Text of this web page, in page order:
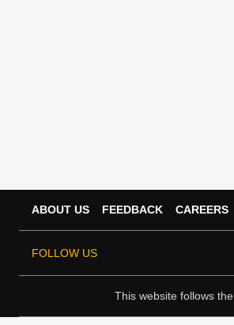
ABOUT US FEEDBACK CAREERS
FOLLOW US
This website follows the